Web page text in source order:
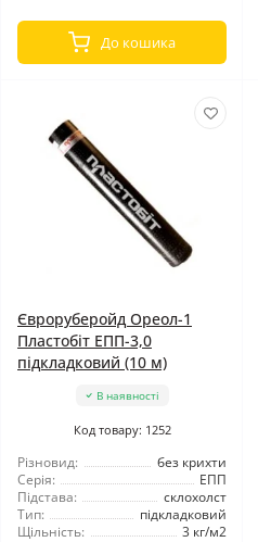
До кошика
Євроруберойд Ореол-1
Пластобіт ЕПП-3,0
підкладковий (10 м)
В наявності
Код товару: 1252
Різновид:
без крихти
Серія:
ЕПП
Підстава:
склохолст
Тип:
підкладковий
Щільність:
3 кг/м2